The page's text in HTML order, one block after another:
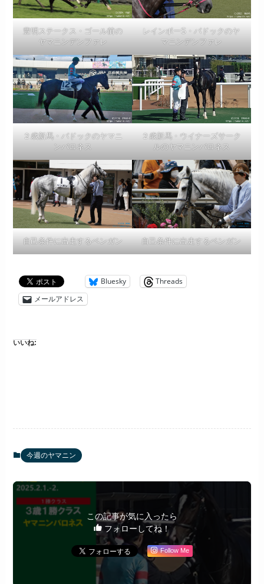
豊明ステークス・ゴール前の
ヤマニンデンファレ
レインボーS・パドックのヤ
マニンデンファレ
２歳新馬・パドックのヤマニ
ンバロネス
２歳新馬・ウイナーズサーク
ルのヤマニンバロネス
自己条件に出走するベンガン 自己条件に出走するベンガン
Bluesky
Threads
メールアドレス
いいね:
今週のヤマニン
この記事が気に入ったら
フォローしてね！
Follow Me